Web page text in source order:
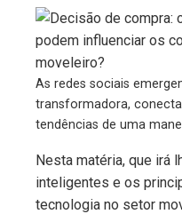
As redes sociais
transformadora,
tendências de uma
Nesta matéria, que irá
inteligentes e os
tecnologia no setor